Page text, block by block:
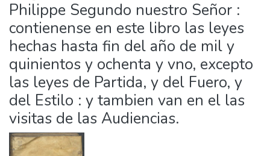
Philippe Segundo nuestro Señor :
contienense en este libro las leyes
hechas hasta fin del año de mil y
quinientos y ochenta y vno, excepto
las leyes de Partida, y del Fuero, y
del Estilo : y tambien van en el las
visitas de las Audiencias.